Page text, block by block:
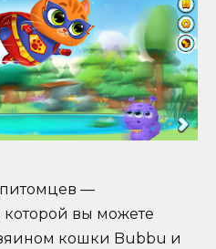
питомцев —
которой вы можете
кошки Bubbu и